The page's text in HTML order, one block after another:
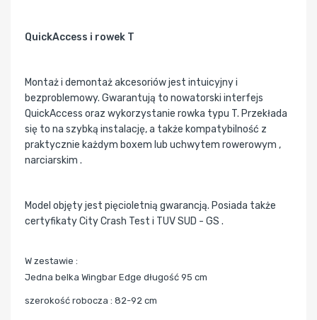
QuickAccess i rowek T
Montaż i demontaż akcesoriów jest intuicyjny i
bezproblemowy. Gwarantują to nowatorski interfejs
QuickAccess oraz wykorzystanie rowka typu T. Przekłada
się to na szybką instalację, a także kompatybilność z
praktycznie każdym boxem lub uchwytem rowerowym ,
narciarskim .
Model objęty jest pięcioletnią gwarancją. Posiada także
certyfikaty City Crash Test i TUV SUD - GS .
W zestawie :
Jedna belka Wingbar Edge długość 95 cm
szerokość robocza : 82-92 cm